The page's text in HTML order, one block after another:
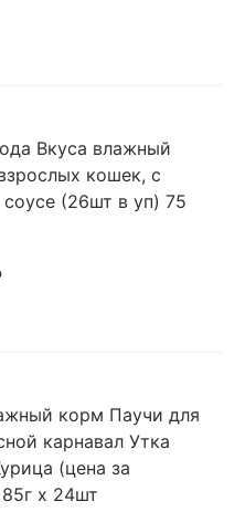
Вкуса влажный
кошек, с
(26шт в уп) 75
корм Паучи для
карнавал Утка
(цена за
х 24шт